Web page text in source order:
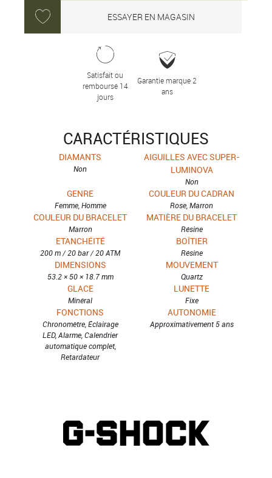
ESSAYER EN MAGASIN
Satisfait ou
remboursé 14
jours
Garantie marque 2
ans
CARACTÉRISTIQUES
DIAMANTS
Non
AIGUILLES AVEC SUPER-
LUMINOVA
Non
GENRE
Femme, Homme
COULEUR DU CADRAN
Rose, Marron
COULEUR DU BRACELET
Marron
MATIÈRE DU BRACELET
Résine
ETANCHÉITÉ
200 m / 20 bar / 20 ATM
BOÎTIER
Résine
DIMENSIONS
53.2 × 50 × 18.7 mm
MOUVEMENT
Quartz
GLACE
Minéral
LUNETTE
Fixe
FONCTIONS
Chronomètre, Éclairage
LED, Alarme, Calendrier
automatique complet,
Retardateur
AUTONOMIE
Approximativement 5 ans